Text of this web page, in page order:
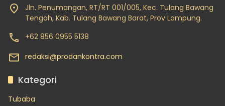
Jln. Penumangan, RT/RT 001/005, Kec. Tulang Bawang
Tengah, Kab. Tulang Bawang Barat, Prov Lampung.
+62 856 0955 5138
redaksi@prodankontra.com
Kategori
Tubaba